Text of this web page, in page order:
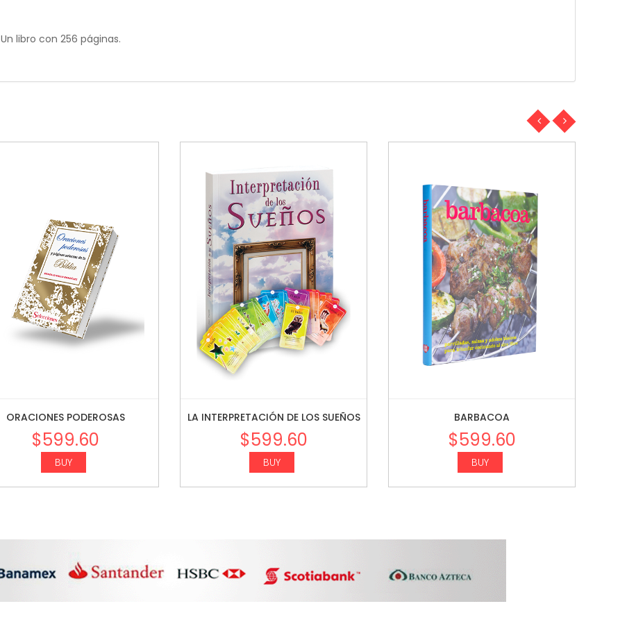
Un libro con 256 páginas.
ORACIONES PODEROSAS
$599.60
BUY
LA INTERPRETACIÓN DE LOS SUEÑOS
$599.60
BUY
BARBACOA
$599.60
BUY